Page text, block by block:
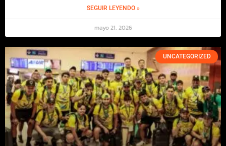
SEGUIR LEYENDO »
mayo 21, 2026
UNCATEGORIZED